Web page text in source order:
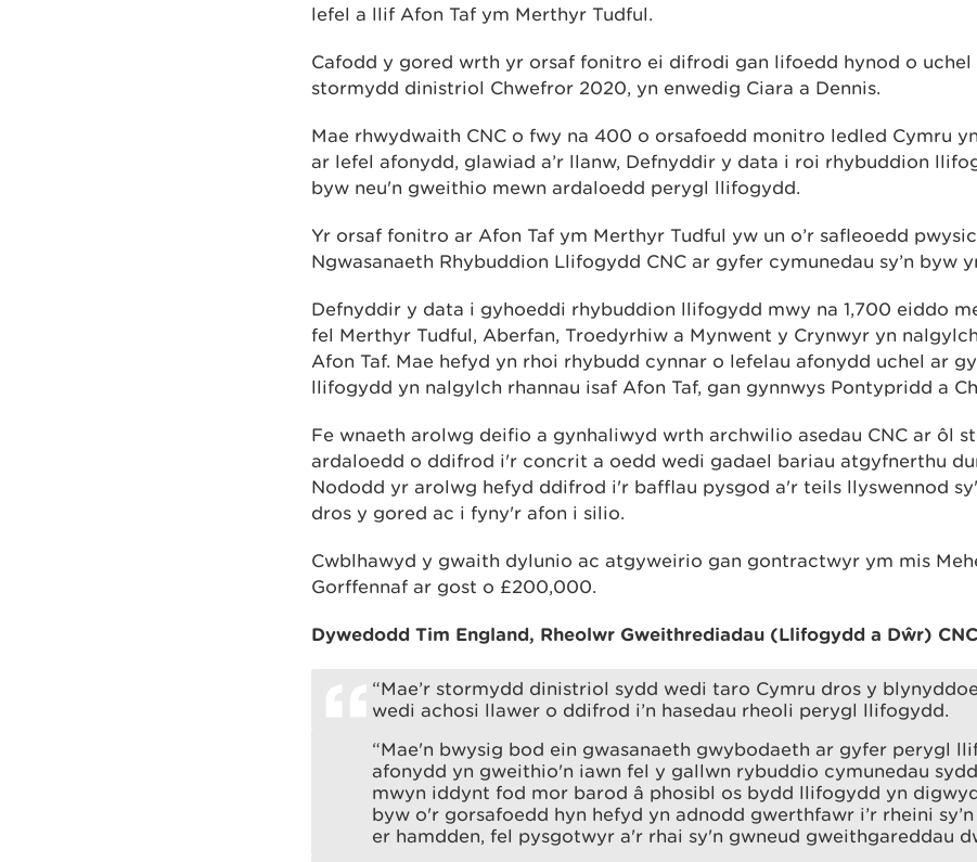
lefel a llif Afon Taf ym Merthyr Tudful.
Cafodd y gored wrth yr orsaf fonitro ei difrodi gan lifoedd hynod o uchel
stormydd dinistriol Chwefror 2020, yn enwedig Ciara a Dennis.
Mae rhwydwaith CNC o fwy na 400 o orsafoedd monitro ledled Cymru
ar lefel afonydd, glawiad a’r llanw, Defnyddir y data i roi rhybuddion
byw neu'n gweithio mewn ardaloedd perygl llifogydd.
Yr orsaf fonitro ar Afon Taf ym Merthyr Tudful yw un o’r safleoedd
Ngwasanaeth Rhybuddion Llifogydd CNC ar gyfer cymunedau sy’n byw
Defnyddir y data i gyhoeddi rhybuddion llifogydd mwy na 1,700 eiddo
fel Merthyr Tudful, Aberfan, Troedyrhiw a Mynwent y Crynwyr yn
Afon Taf. Mae hefyd yn rhoi rhybudd cynnar o lefelau afonydd uchel ar
llifogydd yn nalgylch rhannau isaf Afon Taf, gan gynnwys Pontypridd a
Fe wnaeth arolwg deifio a gynhaliwyd wrth archwilio asedau CNC ar ôl
ardaloedd o ddifrod i'r concrit a oedd wedi gadael bariau atgyfnerthu
Nododd yr arolwg hefyd ddifrod i'r bafflau pysgod a'r teils llyswennod
dros y gored ac i fyny'r afon i silio.
Cwblhawyd y gwaith dylunio ac atgyweirio gan gontractwyr ym mis
Gorffennaf ar gost o £200,000.
Dywedodd Tim England, Rheolwr Gweithrediadau (Llifogydd a Dŵr)
“Mae’r stormydd dinistriol sydd wedi taro Cymru dros y
wedi achosi llawer o ddifrod i’n hasedau rheoli perygl llifogydd.
“Mae'n bwysig bod ein gwasanaeth gwybodaeth ar gyfer perygl
afonydd yn gweithio'n iawn fel y gallwn rybuddio cymunedau
mwyn iddynt fod mor barod â phosibl os bydd llifogydd yn
byw o'r gorsafoedd hyn hefyd yn adnodd gwerthfawr i’r rheini
er hamdden, fel pysgotwyr a'r rhai sy'n gwneud gweithgareddau